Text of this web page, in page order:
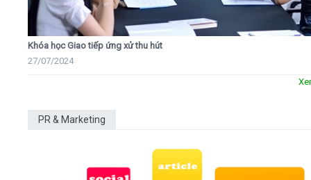
Khóa học Giao tiếp ứng xử thu hút
27/07/2024
PR & Marketing